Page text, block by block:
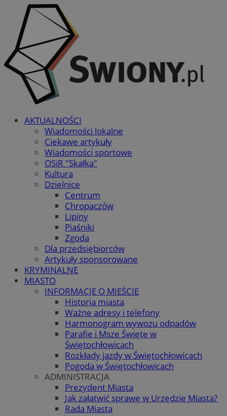
AKTUALNOŚCI
Wiadomości lokalne
Ciekawe artykuły
Wiadomości sportowe
OSiR "Skałka"
Kultura
Dzielnice
Centrum
Chropaczów
Lipiny
Piaśniki
Zgoda
Dla przedsiębiorców
Artykuły sponsorowane
KRYMINALNE
MIASTO
INFORMACJE O MIEŚCIE
Historia miasta
Ważne adresy i telefony
Harmonogram wywozu odpadów
Parafie i Msze Święte w
Świętochłowicach
Rozkłady jazdy w Świętochłowicach
Pogoda w Świętochłowicach
ADMINISTRACJA
Prezydent Miasta
Jak załatwić sprawę w Urzędzie Miasta?
Rada Miasta